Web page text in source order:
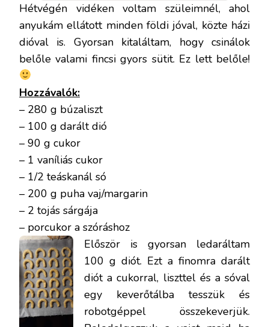
Hétvégén vidéken voltam szüleimnél, ahol
anyukám ellátott minden földi jóval, közte házi
dióval is. Gyorsan kitaláltam, hogy csinálok
belőle valami fincsi gyors sütit. Ez lett belőle!
Hozzávalók:
– 280 g búzaliszt
– 100 g darált dió
– 90 g cukor
– 1 vaníliás cukor
– 1/2 teáskanál só
– 200 g puha vaj/margarin
– 2 tojás sárgája
– porcukor a szóráshoz
Először is gyorsan ledaráltam
100 g diót. Ezt a finomra darált
diót a cukorral, liszttel és a sóval
egy keverőtálba tesszük és
robotgéppel összekeverjük.